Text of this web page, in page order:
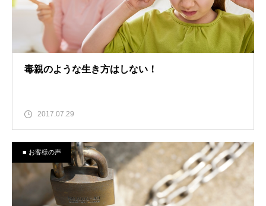
毒親のような生き方はしない！
2017.07.29
■ お客様の声